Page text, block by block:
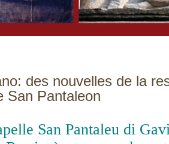
des nouvelles de la
San Pantaleon
San Pantaleu di